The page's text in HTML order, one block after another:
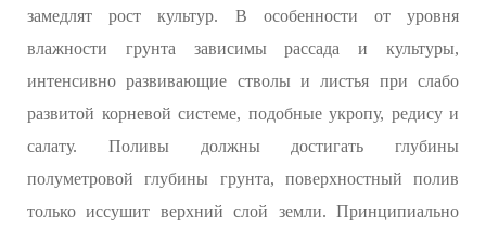
замедлят рост культур. В особенности от уровня
влажности грунта зависимы рассада и культуры,
интенсивно развивающие стволы и листья при слабо
развитой корневой системе, подобные укропу, редису и
салату. Поливы должны достигать глубины
полуметровой глубины грунта, поверхностный полив
только иссушит верхний слой земли. Принципиально